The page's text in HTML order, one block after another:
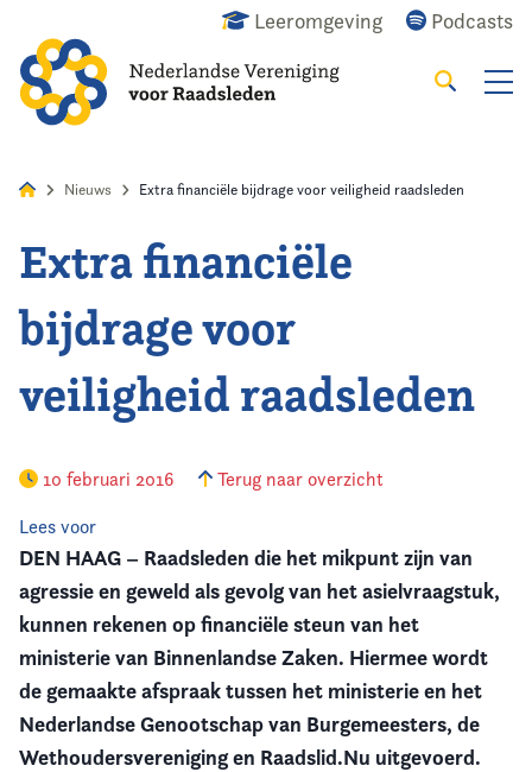
Leeromgeving Podcasts
Zoeken
Home
Agenda
Nieuws
Vereniging
Nieuws Extra financiële bijdrage voor veiligheid raadsleden
Extra financiële
bijdrage voor
veiligheid raadsleden
10 februari 2016 Terug naar overzicht
Lees voor
DEN HAAG – Raadsleden die het mikpunt zijn van
agressie en geweld als gevolg van het asielvraagstuk,
kunnen rekenen op financiële steun van het
ministerie van Binnenlandse Zaken. Hiermee wordt
de gemaakte afspraaktussen het ministerieen het
Nederlandse Genootschap van Burgemeesters, de
Wethoudersvereniging en Raadslid.Nu uitgevoerd.